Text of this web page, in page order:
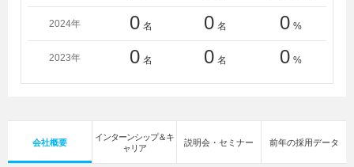
2024年 0 名 0 名 0 %
2023年 0 名 0 名 0 %
会社概要
インターンシップ＆キ
ャリア
説明会・セミナー 前年の採用データ